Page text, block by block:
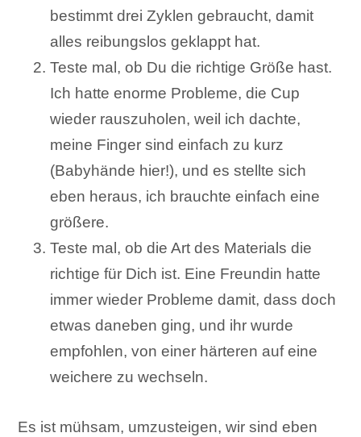
bestimmt drei Zyklen gebraucht, damit
alles reibungslos geklappt hat.
Teste mal, ob Du die richtige Größe hast.
Ich hatte enorme Probleme, die Cup
wieder rauszuholen, weil ich dachte,
meine Finger sind einfach zu kurz
(Babyhände hier!), und es stellte sich
eben heraus, ich brauchte einfach eine
größere.
Teste mal, ob die Art des Materials die
richtige für Dich ist. Eine Freundin hatte
immer wieder Probleme damit, dass doch
etwas daneben ging, und ihr wurde
empfohlen, von einer härteren auf eine
weichere zu wechseln.
Es ist mühsam, umzusteigen, wir sind eben